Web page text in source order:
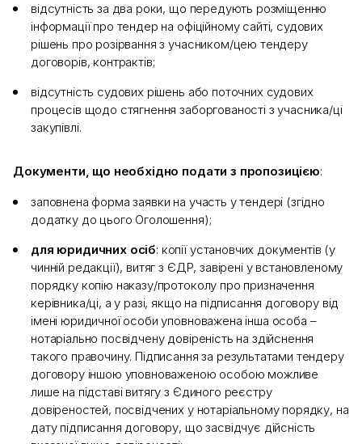
відсутність за два роки, що передують розміщенню
інформації про тендер на офіційному сайті, судових
рішень про розірвання з учасником/цею тендеру
договорів, контрактів;
відсутність судових рішень або поточних судових
процесів щодо стягнення заборгованості з учасника/ці
закупівлі.
Документи, що необхідно подати з пропозицією:
заповнена форма заявки на участь у тендері (згідно
додатку до цього Оголошення);
для юридичних осіб: копії установчих документів (у
чинній редакції), витяг з ЄДР, завірені у встановленому
порядку копію наказу/протоколу про призначення
керівника/ці, а у разі, якщо на підписання договору від
імені юридичної особи уповноважена інша особа –
нотаріально посвідчену довіреність на здійснення
такого правочину. Підписання за результатами тендеру
договору іншою уповноваженою особою можливе
лише на підставі витягу з Єдиного реєстру
довіреностей, посвідчених у нотаріальному порядку, на
дату підписання договору, що засвідчує дійсність